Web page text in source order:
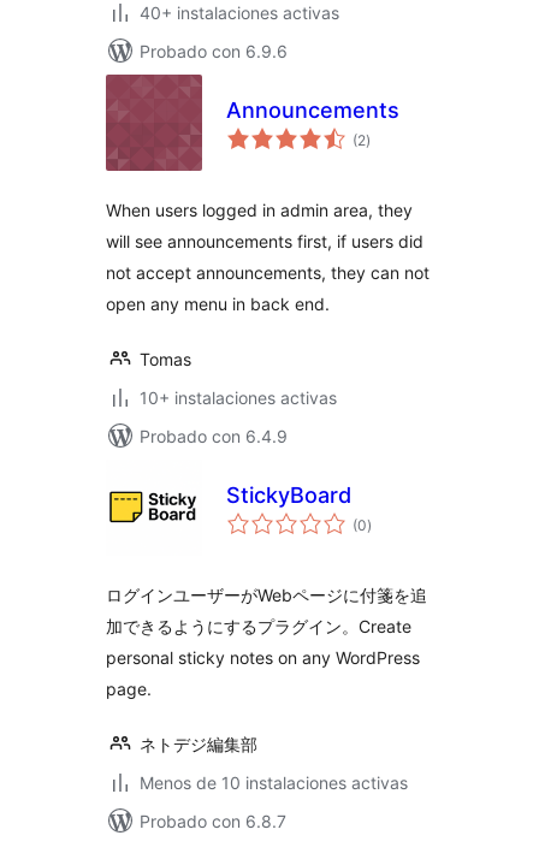
40+ instalaciones activas
Probado con 6.9.6
Announcements
(2total
de
)
When users logged in admin area, they
will see announcements first, if users did
not accept announcements, they can not
open any menu in back end.
Tomas
10+ instalaciones activas
Probado con 6.4.9
StickyBoard
(0total
de
)
ログインユーザーがWebページに付箋を追
加できるようにするプラグイン。Create
personal sticky notes on any WordPress
page.
ネトデジ編集部
Menos de 10 instalaciones activas
Probado con 6.8.7